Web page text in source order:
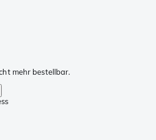
mehr bestellbar.